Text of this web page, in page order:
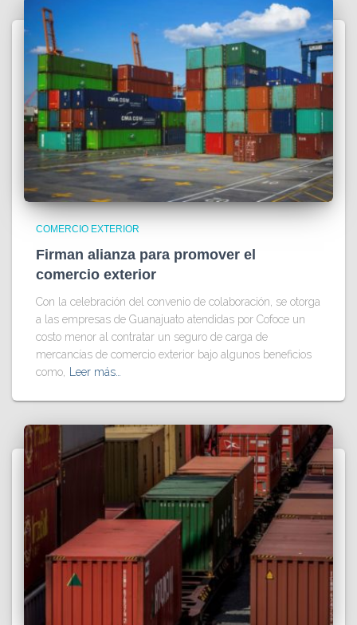
COMERCIO EXTERIOR
Firman alianza para promover el
comercio exterior
Con la celebración del convenio de colaboración, se otorga
a las empresas de Guanajuato atendidas por Cofoce un
costo menor al contratar un seguro de carga de
mercancías de comercio exterior bajo algunos beneficios
como, Leer más…